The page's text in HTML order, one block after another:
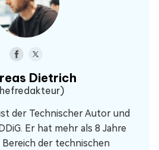
Dietrich
der Technischer Autor und
Er hat mehr als 8 Jahre
der technischen